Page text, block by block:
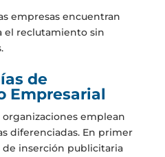
empresas encuentran
el reclutamiento sin
de
Empresarial
organizaciones emplean
diferenciadas. En primer
de inserción publicitaria